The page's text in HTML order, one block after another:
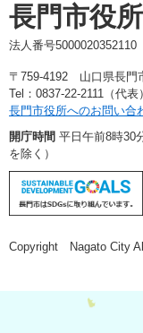
長門市役所
法人番号5000020352110
〒759-4192 山口県長門
Tel：0837-22-2111（代表）
長門市役所へのお問い合
開庁時間 平日午前8時30
を除く）
Copyright Nagato City